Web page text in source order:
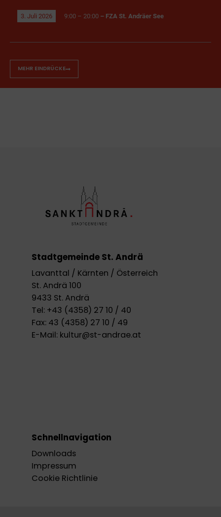
3. Juli 2026 9:00 – 20:00 – FZA St. Andräer See
MEHR EINDRÜCKE
Stadtgemeinde St. Andrä
Lavanttal / Kärnten / Österreich
St. Andrä 100
9433 St. Andrä
Tel: +43 (4358) 27 10 / 40
Fax: 43 (4358) 27 10 / 49
E-Mail: kultur@st-andrae.at
Schnellnavigation
Downloads
Impressum
Cookie Richtlinie